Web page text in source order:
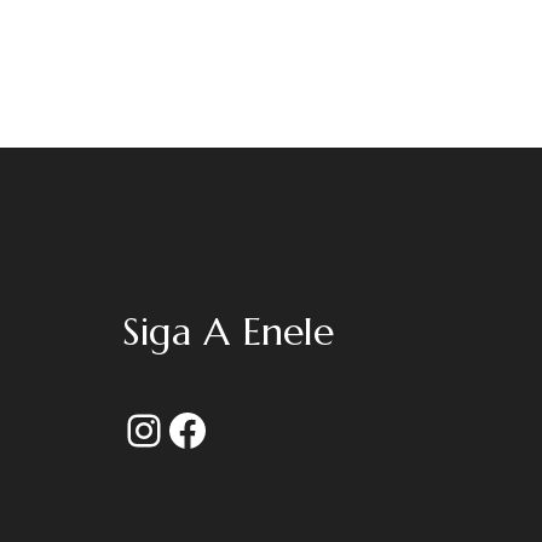
Siga A Enele
Instagram
Facebook